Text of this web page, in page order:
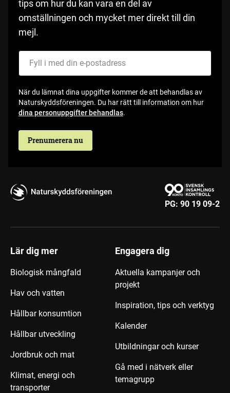
tips om hur du kan vara en del av
omställningen och mycket mer direkt till din
mejl.
När du lämnat dina uppgifter kommer de att behandlas av
Naturskyddsföreningen. Du har rätt till information om hur
dina personuppgifter behandlas.
Prenumerera nu
PG: 90 19 09-2
Lär dig mer
Biologisk mångfald
Hav och vatten
Hållbar konsumtion
Hållbar utveckling
Jordbruk och mat
Klimat, energi och
transporter
Engagera dig
Aktuella kampanjer och
projekt
Inspiration, tips och verktyg
Kalender
Utbildningar och kurser
Gå med i nätverk eller
temagrupp